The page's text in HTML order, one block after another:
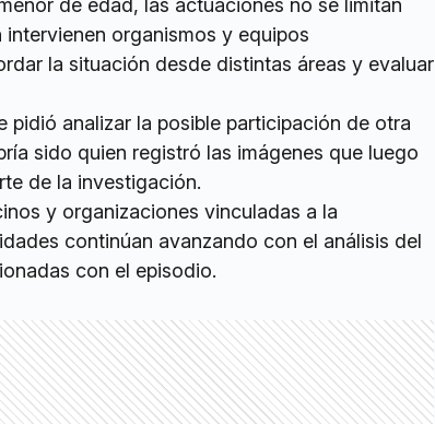
de edad, las actuaciones no se limitan
organismos y equipos
la situación desde distintas áreas y evaluar
pidió analizar la posible participación de otra
sido quien registró las imágenes que luego
de la investigación.
y organizaciones vinculadas a la
continúan avanzando con el análisis del
con el episodio.